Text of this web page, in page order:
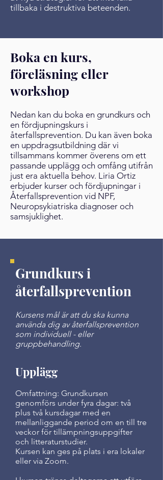
tillbaka i destruktiva beteenden. ​
Boka en kurs,
föreläsning eller
workshop
Nedan kan du boka en grundkurs och
en fördjupningskurs i
återfallsprevention. Du kan även boka
en uppdragsutbildning där vi
tillsammans kommer överens om ett
passande upplägg och omfång utifrån
just era aktuella behov. Liria Ortiz
erbjuder kurser och fördjupningar i
Återfallsprevention vid NPF,
Neuropsykiatriska diagnoser och
samsjuklighet.
Kursens mål är att du ska kunna
använda dig av återfallsprevention
som individuell - eller
gruppbehandling.
Upplägg
Omfattning: Grundkursen
genomförs under fyra dagar: två
plus två kursdagar med en
mellanliggande period om en till tre
veckor för tillämpningsuppgifter
och litteraturstudier.
Kursen kan ges på plats i era lokaler
eller via Zoom.​
Grundkurs i
återfallsprevention